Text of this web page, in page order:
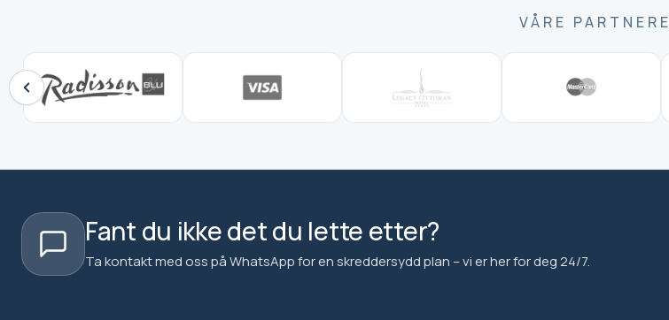
VÅRE PARTNERE
Fant du ikke det du lette etter?
Ta kontakt med oss på WhatsApp for en skreddersydd plan – vi er her for deg 24/7.